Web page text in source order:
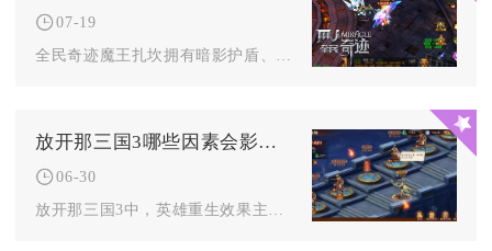
07-19
全民奇迹魔王扎坎拥有暗影护盾、地狱火雨、狂暴怒吼三套核心技能...
放开那三国3哪些因素会影响那三国3英雄的重生效果
06-30
放开那三国3中，英雄重生效果主要受英雄星级与品质、培养投入深...